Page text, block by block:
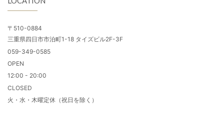
〒510-0884
三重県四日市市泊町1-18 タイズビル2F-3F
059-349-0585
OPEN
12:00 - 20:00
CLOSED
火・水・木曜定休（祝日を除く）